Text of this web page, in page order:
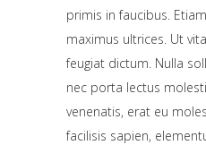
primis in faucibus.
maximus ultrices. Ut
feugiat dictum. Nulla
nec porta lectus
venenatis, erat eu
facilisis sapien,